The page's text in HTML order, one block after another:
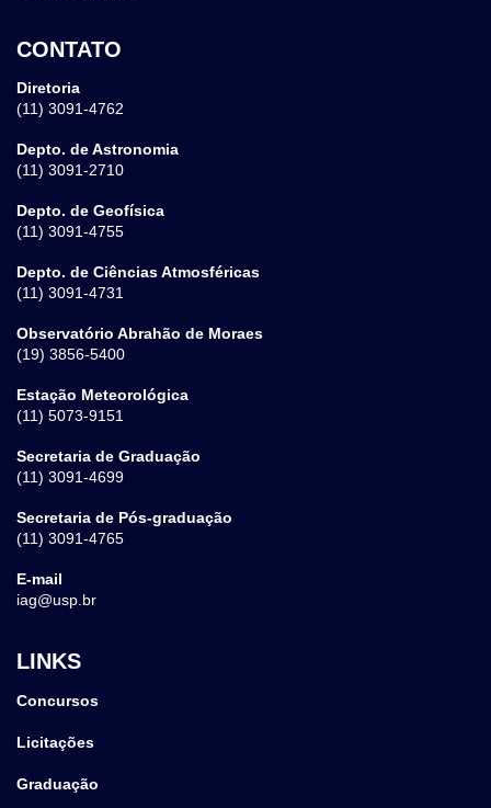
CONTATO
Diretoria
(11) 3091-4762
Depto. de Astronomia
(11) 3091-2710
Depto. de Geofísica
(11) 3091-4755
Depto. de Ciências Atmosféricas
(11) 3091-4731
Observatório Abrahão de Moraes
(19) 3856-5400
Estação Meteorológica
(11) 5073-9151
Secretaria de Graduação
(11) 3091-4699
Secretaria de Pós-graduação
(11) 3091-4765
E-mail
iag@usp.br
LINKS
Concursos
Licitações
Graduação